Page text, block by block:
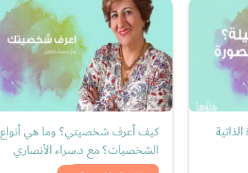
كيف أعرف شخصيتي؟ وما هي أنواع
الشخصيات؟ مع د.سراء الأنصاري